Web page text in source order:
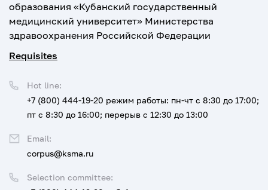
образования «Кубанский государственный
медицинский университет» Министерства
здравоохранения Российской Федерации
Requisites
Selection committee:
Hot line:
+7 (800) 444-19-20 режим работы: пн-чт с 8:30 до 17:00;
пт с 8:30 до 16:00; перерыв с 12:30 до 13:00
Email:
corpus@ksma.ru